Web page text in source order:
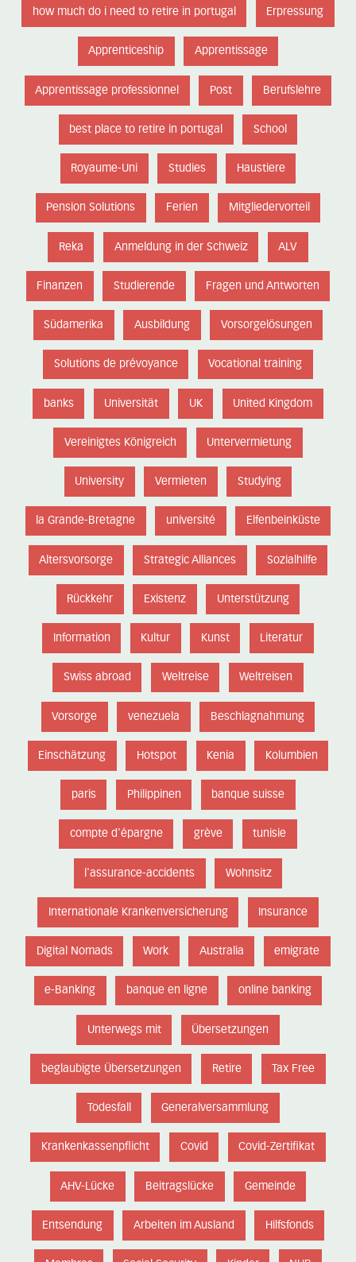
how much do i need to retire in portugal Erpressung
Apprenticeship Apprentissage
Apprentissage professionnel Post Berufslehre
best place to retire in portugal School
Royaume-Uni Studies Haustiere
Pension Solutions Ferien Mitgliedervorteil
Reka Anmeldung in der Schweiz ALV
Finanzen Studierende Fragen und Antworten
Südamerika Ausbildung Vorsorgelösungen
Solutions de prévoyance Vocational training
banks Universität UK United Kingdom
Vereinigtes Königreich Untervermietung
University Vermieten Studying
la Grande-Bretagne université Elfenbeinküste
Altersvorsorge Strategic Alliances Sozialhilfe
Rückkehr Existenz Unterstützung
Information Kultur Kunst Literatur
Swiss abroad Weltreise Weltreisen
Vorsorge venezuela Beschlagnahmung
Einschätzung Hotspot Kenia Kolumbien
paris Philippinen banque suisse
compte d'épargne grève tunisie
l'assurance-accidents Wohnsitz
Internationale Krankenversicherung Insurance
Digital Nomads Work Australia emigrate
e-Banking banque en ligne online banking
Unterwegs mit Übersetzungen
beglaubigte Übersetzungen Retire Tax Free
Todesfall Generalversammlung
Krankenkassenpflicht Covid Covid-Zertifikat
AHV-Lücke Beitragslücke Gemeinde
Entsendung Arbeiten im Ausland Hilfsfonds